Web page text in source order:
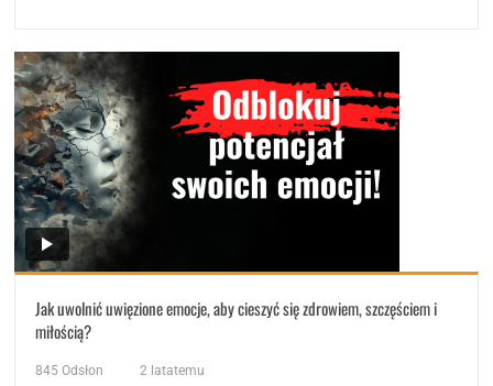
Jak uwolnić uwięzione emocje, aby cieszyć się zdrowiem, szczęściem i
miłością?
845 Odsłon 2 latatemu